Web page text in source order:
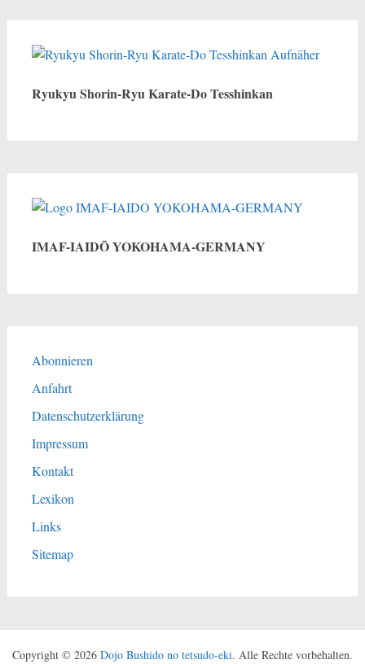
Ryukyu Shorin-Ryu Karate-Do Tesshinkan
IMAF-IAIDŌ YOKOHAMA-GERMANY
Abonnieren
Anfahrt
Datenschutzerklärung
Impressum
Kontakt
Lexikon
Links
Sitemap
Copyright © 2026 Dojo Bushido no tetsudo-eki. Alle Rechte vorbehalten.